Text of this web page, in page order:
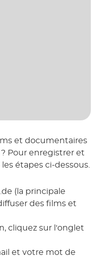
et documentaires
Pour enregistrer et
étapes ci-dessous.
(la principale
des films et
cliquez sur l'onglet
et votre mot de